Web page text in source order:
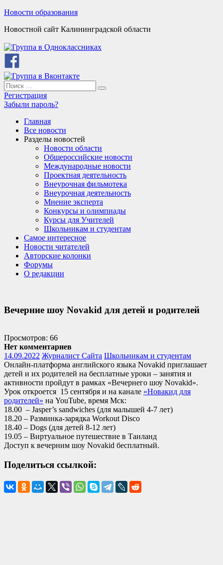
Skip
content
Новости образования
Новостной сайт Калининградской области
Search
for:
Search
Регистрация
Забыли пароль?
Главная
Все новости
Разделы новостей
Новости области
Общероссийские новости
Международные новости
Проектная деятельность
Внеурочная фильмотека
Внеурочная деятельность
Мнение эксперта
Конкурсы и олимпиады
Курсы для Учителей
Школьникам и студентам
Самое интересное
Новости читателей
Авторские колонки
Форумы
О редакции
Вечерние шоу Novakid для детей и родителей
Просмотров: 66
Нет комментариев
14.09.2022 Журналист Сайта Школьникам и студентам
Онлайн-платформа английского языка Novakid приглашает
детей и их родителей на бесплатные уроки – занятия и
активности пройдут в рамках «Вечернего шоу Novakid».
Урок откроется 15 сентября и на канале «Новакид для
родителей» на YouTube, время Мск:
18.00 – Jasper’s sandwiches (для малышей 4-7 лет)
18.20 – Разминка-зарядка Workout Disco
18.40 – Dogs (для детей 8-12 лет)
19.05 – Виртуальное путешествие в Таиланд
Доступ к вечерним шоу Novakid бесплатный.
Поделиться ссылкой: